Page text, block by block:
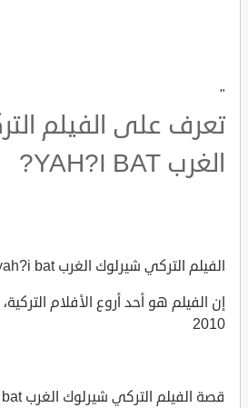
"
تعرف على الفيلم
الغرب YAH?I BAT?
الفيلم التركي شيرلوك الغرب yah?i bat?
إن الفيلم هو أحد أروع الأفلام
2010
قصة الفيلم التركي شيرلوك الغرب yah?i bat?